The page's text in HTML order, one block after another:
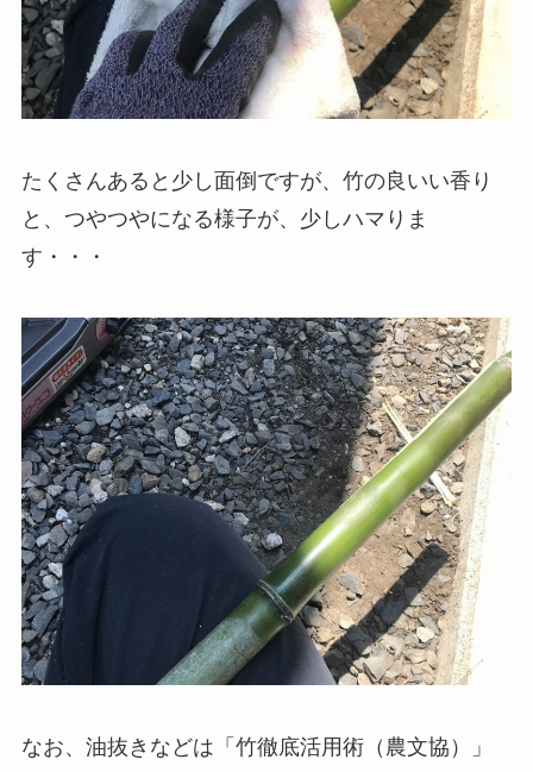
たくさんあると少し面倒ですが、竹の良いい香り
と、つやつやになる様子が、少しハマりま
す・・・
なお、油抜きなどは「竹徹底活用術（農文協）」